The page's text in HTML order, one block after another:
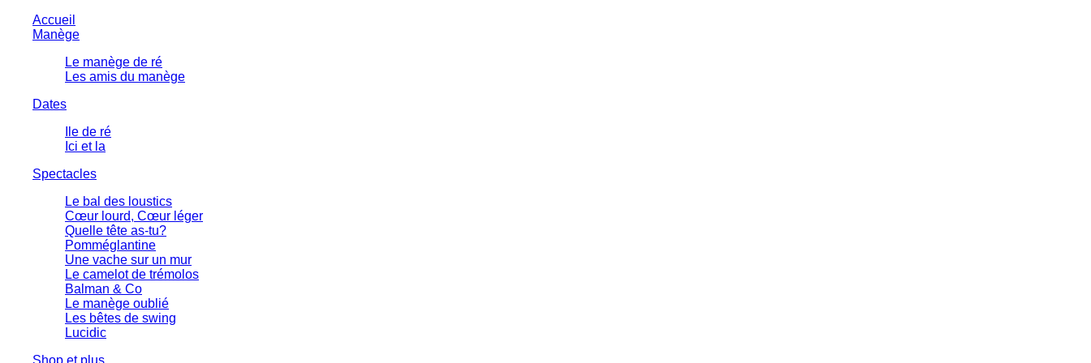
Accueil
Manège
Le manège de ré
Les amis du manège
Dates
Ile de ré
Ici et la
Spectacles
Le bal des loustics
Cœur lourd, Cœur léger
Quelle tête as-tu?
Pomméglantine
Une vache sur un mur
Le camelot de trémolos
Balman & Co
Le manège oublié
Les bêtes de swing
Lucidic
Shop et plus